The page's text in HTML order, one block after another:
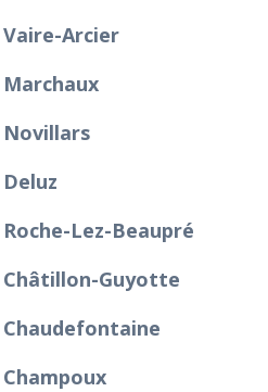
Arcier
Novillars
Lez-Beaupré
Guyotte